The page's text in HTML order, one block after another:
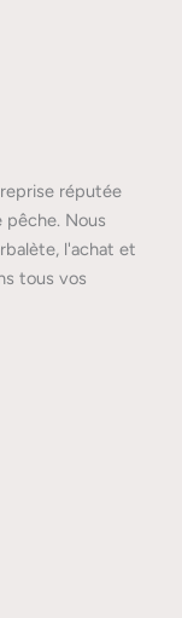
réputée
Nous
l'achat et
tous vos